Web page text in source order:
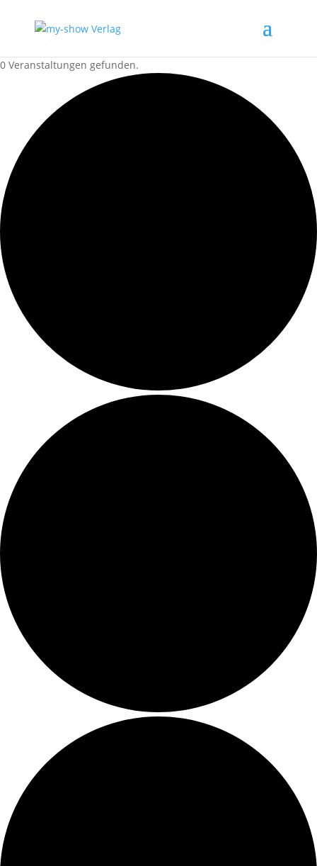
0 Veranstaltungen gefunden.